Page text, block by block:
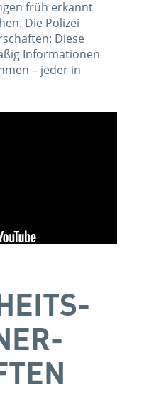
früh erkannt
Die Polizei
Diese
Informationen
– jeder in